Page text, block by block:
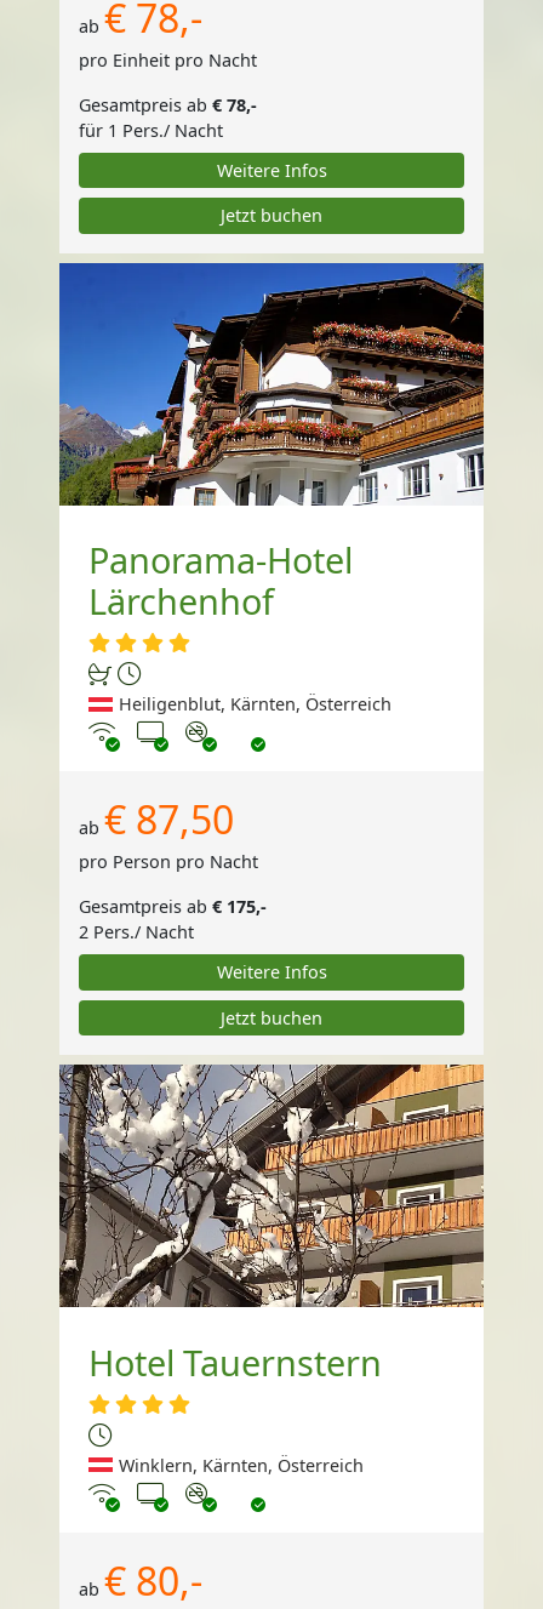
ab € 78,-
pro Einheit pro Nacht
Gesamtpreis ab € 78,-
für 1 Pers./ Nacht
Weitere Infos
Jetzt buchen
Panorama-Hotel
Lärchenhof
Heiligenblut, Kärnten, Österreich
InternetTV Nichtraucher
ab € 87,50
pro Person pro Nacht
Gesamtpreis ab € 175,-
2 Pers./ Nacht
Weitere Infos
Jetzt buchen
Hotel Tauernstern
Winklern, Kärnten, Österreich
Internet
TV Nichtraucher
ab € 80,-